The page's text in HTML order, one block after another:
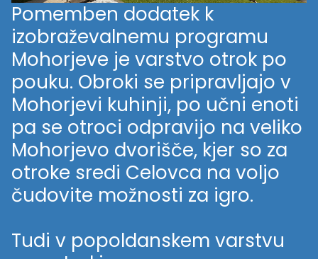
Pomemben dodatek k
izobraževalnemu programu
Mohorjeve je varstvo otrok po
pouku. Obroki se pripravljajo v
Mohorjevi kuhinji, po učni enoti
pa se otroci odpravijo na veliko
Mohorjevo dvorišče, kjer so za
otroke sredi Celovca na voljo
čudovite možnosti za igro.
Tudi v popoldanskem varstvu